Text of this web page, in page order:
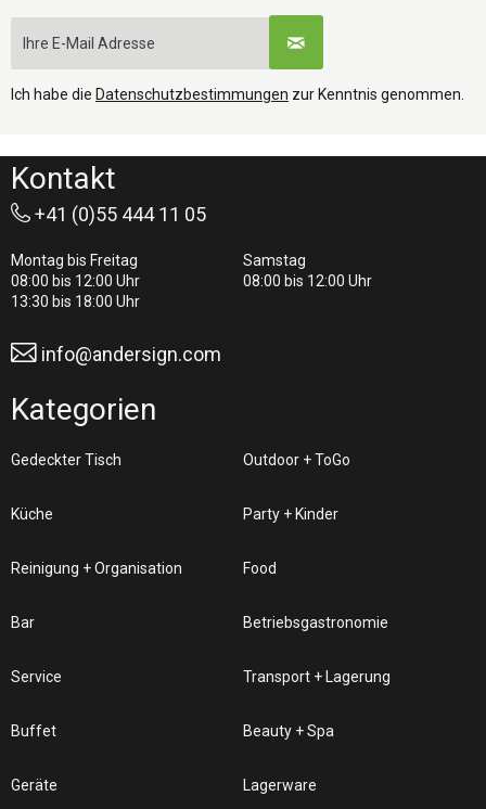
Ich habe die Datenschutzbestimmungen zur Kenntnis genommen.
Kontakt
+41 (0)55 444 11 05
Montag bis Freitag
08:00 bis 12:00 Uhr
13:30 bis 18:00 Uhr
Samstag
08:00 bis 12:00 Uhr
info@andersign.com
Kategorien
Gedeckter Tisch Outdoor + ToGo
Küche Party + Kinder
Reinigung + Organisation Food
Bar Betriebsgastronomie
Service Transport + Lagerung
Buffet Beauty + Spa
Geräte Lagerware